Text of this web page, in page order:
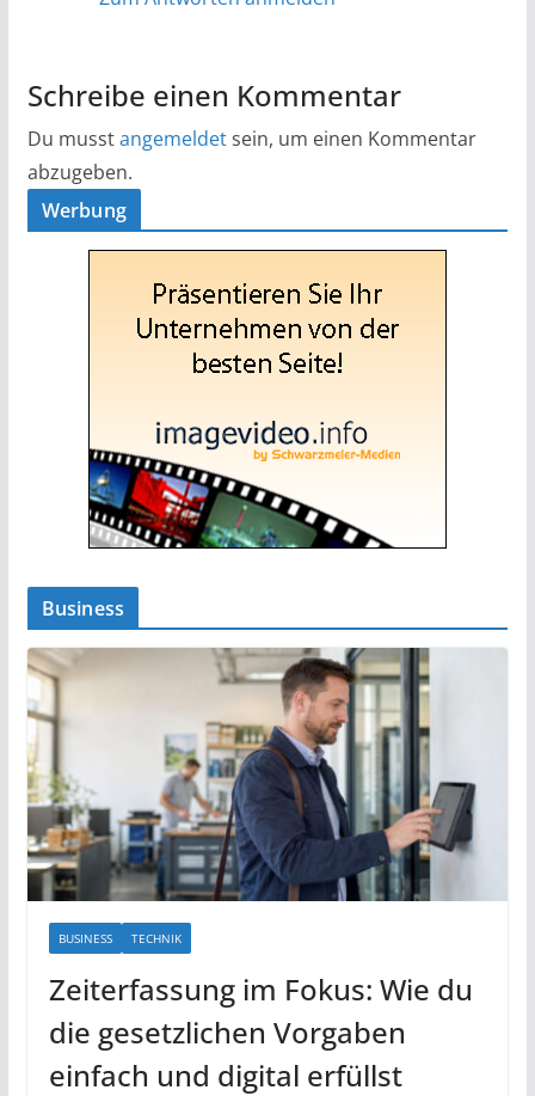
Schreibe einen Kommentar
Du musstangemeldetsein, um einen Kommentar
abzugeben.
Werbung
Business
BUSINESS TECHNIK
Zeiterfassung im Fokus: Wie du
die gesetzlichen Vorgaben
einfach und digital erfüllst